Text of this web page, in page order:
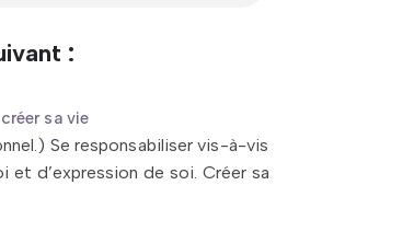
:
sa vie
Se responsabiliser vis-à-vis
d’expression de soi. Créer sa